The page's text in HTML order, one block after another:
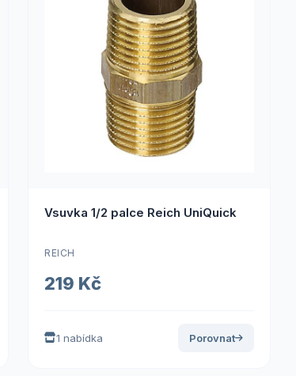
Vsuvka 1/2 palce Reich UniQuick
REICH
219 Kč
1 nabídka Porovnat